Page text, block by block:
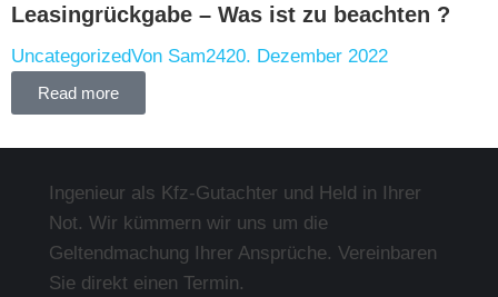
Leasingrückgabe – Was ist zu beachten ?
UncategorizedVon Sam2420. Dezember 2022
Read more
Ingenieur als Kfz-Gutachter und Held in Ihrer
Not. Wir kümmern wir uns um die
Geltendmachung Ihrer Ansprüche. Vereinbaren
Sie direkt einen Termin.